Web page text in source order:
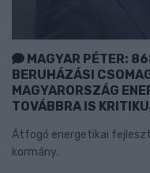
MAGYAR PÉTER:
BERUHÁZÁSI
MAGYARORSZÁG
TOVÁBBRA IS
Átfogó energetikai
kormány.